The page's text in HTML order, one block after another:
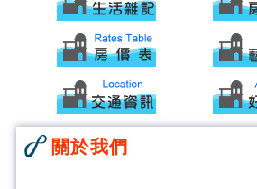
關於我們